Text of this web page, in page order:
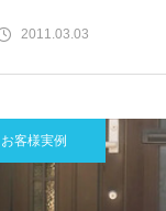
2011.03.03
お客様実例